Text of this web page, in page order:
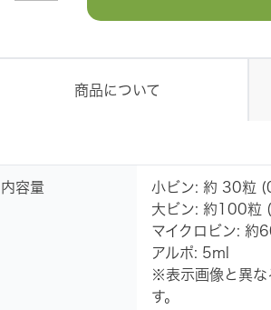
商品について
内容量
小ビン: 約 30粒
大ビン: 約100粒
マイクロビン: 約
アルポ: 5ml
※表示画像と異な
す。